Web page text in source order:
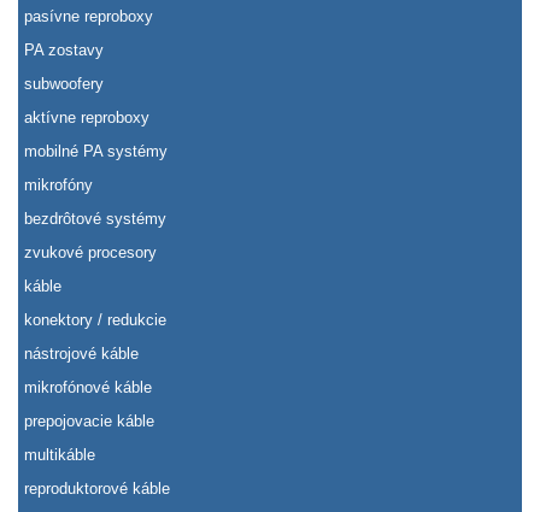
pasívne reproboxy
PA zostavy
subwoofery
aktívne reproboxy
mobilné PA systémy
mikrofóny
bezdrôtové systémy
zvukové procesory
káble
konektory / redukcie
nástrojové káble
mikrofónové káble
prepojovacie káble
multikáble
reproduktorové káble